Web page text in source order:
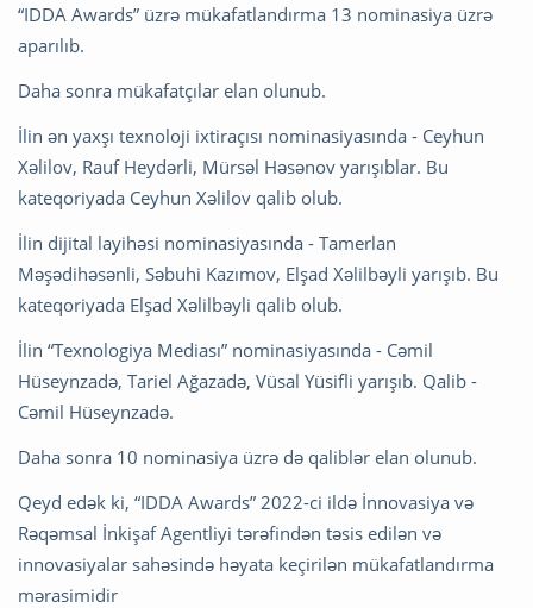
“IDDA Awards” üzrə mükafatlandırma 13 nominasiya üzrə
aparılıb.
Daha sonra mükafatçılar elan olunub.
İlin ən yaxşı texnoloji ixtiraçısı nominasiyasında - Ceyhun
Xəlilov, Rauf Heydərli, Mürsəl Həsənov yarışıblar. Bu
kateqoriyada Ceyhun Xəlilov qalib olub.
İlin dijital layihəsi nominasiyasında - Tamerlan
Məşədihəsənli, Səbuhi Kazımov, Elşad Xəlilbəyli yarışıb. Bu
kateqoriyada Elşad Xəlilbəyli qalib olub.
İlin “Texnologiya Mediası” nominasiyasında - Cəmil
Hüseynzadə, Tariel Ağazadə, Vüsal Yüsifli yarışıb. Qalib -
Cəmil Hüseynzadə.
Daha sonra 10 nominasiya üzrə də qaliblər elan olunub.
Qeyd edək ki, “IDDA Awards” 2022-ci ildə İnnovasiya və
Rəqəmsal İnkişaf Agentliyi tərəfindən təsis edilən və
innovasiyalar sahəsində həyata keçirilən mükafatlandırma
mərasimidir